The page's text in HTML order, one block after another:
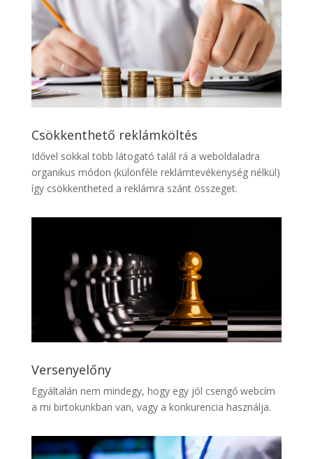
Csökkenthető reklámköltés
Idővel sokkal több látogató talál rá a weboldaladra
organikus módon (különféle reklámtevékenység nélkül)
így csökkentheted a reklámra szánt összeget.
Versenyelőny
Egyáltalán nem mindegy, hogy egy jól csengő webcím
a mi birtokunkban van, vagy a konkurencia használja.